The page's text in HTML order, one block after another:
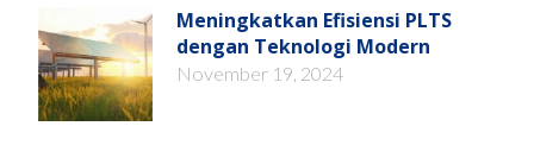
Meningkatkan Efisiensi PLTS
dengan Teknologi Modern
November 19, 2024